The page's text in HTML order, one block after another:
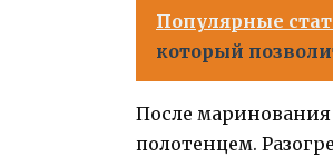
Популярные
который
После
полотенцем.